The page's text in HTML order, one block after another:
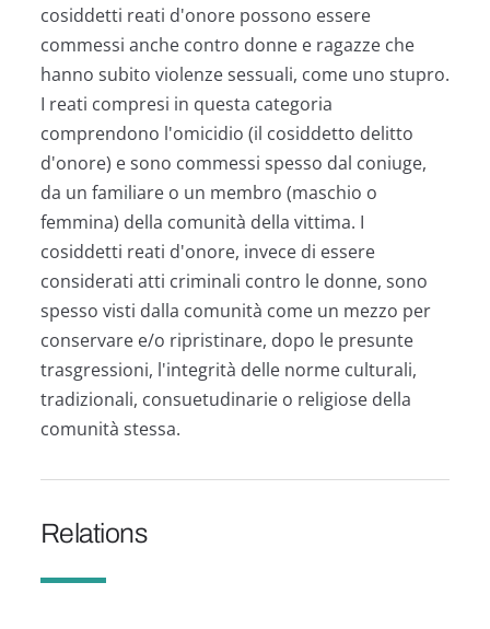
cosiddetti reati d'onore possono essere
commessi anche contro donne e ragazze che
hanno subito violenze sessuali, come uno stupro.
I reati compresi in questa categoria
comprendono l'omicidio (il cosiddetto delitto
d'onore) e sono commessi spesso dal coniuge,
da un familiare o un membro (maschio o
femmina) della comunità della vittima. I
cosiddetti reati d'onore, invece di essere
considerati atti criminali contro le donne, sono
spesso visti dalla comunità come un mezzo per
conservare e/o ripristinare, dopo le presunte
trasgressioni, l'integrità delle norme culturali,
tradizionali, consuetudinarie o religiose della
comunità stessa.
Relations